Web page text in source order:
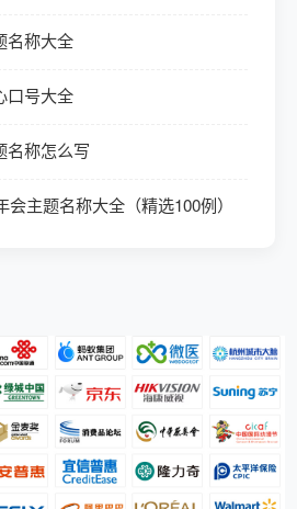
名称大全
口号大全
名称怎么写
会主题名称大全（精选100例）